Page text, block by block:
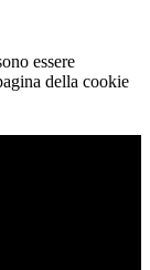
essere
della cookie